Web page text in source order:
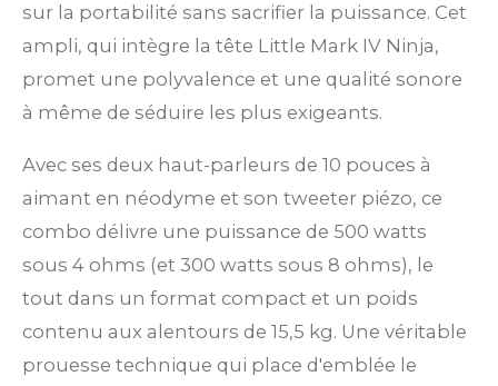
sur la portabilité sans sacrifier la puissance. Cet
ampli, qui intègre la tête Little Mark IV Ninja,
promet une polyvalence et une qualité sonore
à même de séduire les plus exigeants.
Avec ses deux haut-parleurs de 10 pouces à
aimant en néodyme et son tweeter piézo, ce
combo délivre une puissance de 500 watts
sous 4 ohms (et 300 watts sous 8 ohms), le
tout dans un format compact et un poids
contenu aux alentours de 15,5 kg. Une véritable
prouesse technique qui place d'emblée le